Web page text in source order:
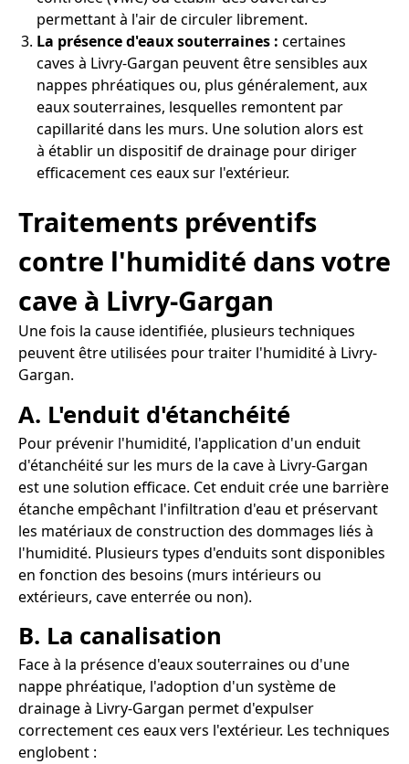
permettant à l'air de circuler librement.
La présence d'eaux souterraines : certaines
caves à Livry-Gargan peuvent être sensibles aux
nappes phréatiques ou, plus généralement, aux
eaux souterraines, lesquelles remontent par
capillarité dans les murs. Une solution alors est
à établir un dispositif de drainage pour diriger
efficacement ces eaux sur l'extérieur.
Traitements préventifs
contre l'humidité dans votre
cave à Livry-Gargan
Une fois la cause identifiée, plusieurs techniques
peuvent être utilisées pour traiter l'humidité à Livry-
Gargan.
A. L'enduit d'étanchéité
Pour prévenir l'humidité, l'application d'un enduit
d'étanchéité sur les murs de la cave à Livry-Gargan
est une solution efficace. Cet enduit crée une barrière
étanche empêchant l'infiltration d'eau et préservant
les matériaux de construction des dommages liés à
l'humidité. Plusieurs types d'enduits sont disponibles
en fonction des besoins (murs intérieurs ou
extérieurs, cave enterrée ou non).
B. La canalisation
Face à la présence d'eaux souterraines ou d'une
nappe phréatique, l'adoption d'un système de
drainage à Livry-Gargan permet d'expulser
correctement ces eaux vers l'extérieur. Les techniques
englobent :